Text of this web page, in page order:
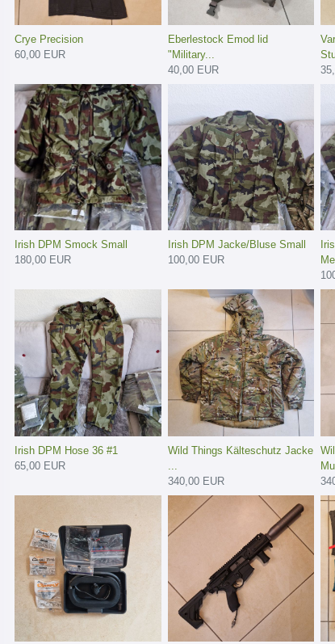
Crye Precision
60,00 EUR
Eberlestock Emod lid
"Military...
40,00 EUR
Irish DPM Smock Small
180,00 EUR
Irish DPM Jacke/Bluse Small
100,00 EUR
Irish DPM Hose 36 #1
65,00 EUR
Wild Things Kälteschutz Jacke
340,00 EUR